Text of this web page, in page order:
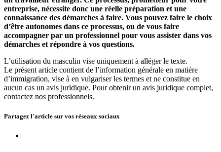
entreprise, nécessite donc une réelle préparation et une
connaissance des démarches à faire. Vous pouvez faire le choix
d’être autonomes dans ce processus, ou de vous faire
accompagner par un professionnel pour vous assister dans vos
démarches et répondre à vos questions.
L’utilisation du masculin vise uniquement à alléger le texte.
Le présent article contient de l’information générale en matière
d’immigration, vise à en vulgariser les termes et ne constitue en
aucun cas un avis juridique. Pour obtenir un avis juridique complet,
contactez nos professionnels.
Partagez l'article sur vos réseaux sociaux